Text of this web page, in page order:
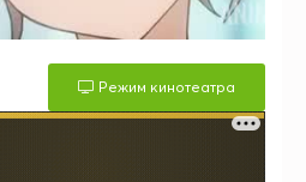
Режим кинотеатра